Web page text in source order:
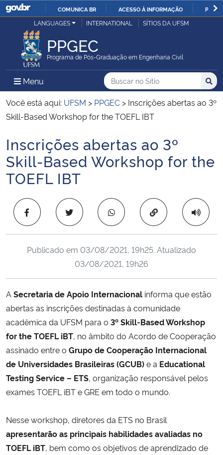
IR
COMUNICA BR ACESSO À INFORMAÇÃO
Ministério da Justiça e Segurança Pública
Ministério da Defesa
Ministério das Relações Exteriores
Ministério da Infraestrutura
Ministério da Agricultura, Pecuária e Abastecimento
Ministério da Educação
Ministério da Ciência, Tecnologia, Inovações e Comunicações
Ministério do Meio Ambiente
Ministério do Turismo
Ministério do Desenvolvimento Regional
Controladoria-Geral da União
Ministério da Mulher, da Família e dos Direitos Humanos
LANGUAGES INTERNATIONAL SÍTIOS DA UFSM
PPGEC
Programa de Pós-Graduação em Engenharia Civil
Menu Menu Principal do Sítio
Busca
Buscar no no Sítio
Busca:
Você está aqui: UFSM > PPGEC > Inscrições abertas ao 3º
Skill-Based Workshop for the TOEFL IBT
Início do conteúdo
Inscrições abertas ao 3º
Skill-Based Workshop for the
TOEFL IBT
Copiar para área
Publicado em 03/08/2021, 19h25. Atualizado
03/08/2021, 19h26
A Secretaria de Apoio Internacional informa que estão
abertas as inscrições destinadas à comunidade
acadêmica da UFSM para o 3º Skill-Based Workshop
for the TOEFL iBT, no âmbito do Acordo de Cooperação
assinado entre o Grupo de Cooperação Internacional
de Universidades Brasileiras (GCUB)e a Educational
Testing Service – ETS, organização responsável pelos
exames TOEFL iBT e GRE em todo o mundo.
Nesse workshop, diretores da ETS no Brasil
apresentarão as principais habilidades avaliadas no
TOEFL iBT, bem como os objetivos de aprendizado de